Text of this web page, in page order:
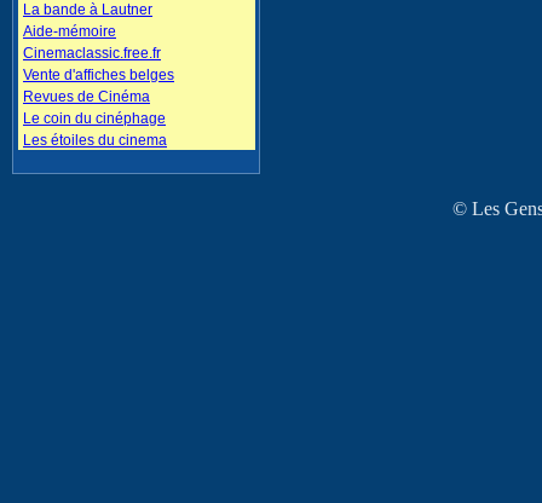
La bande à Lautner
Aide-mémoire
Cinemaclassic.free.fr
Vente d'affiches belges
Revues de Cinéma
Le coin du cinéphage
Les étoiles du cinema
© Les